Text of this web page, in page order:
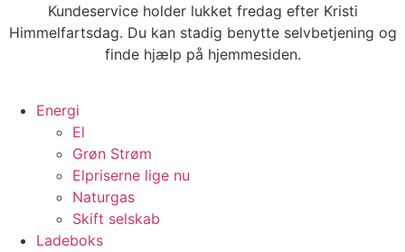
til
Kundeservice holder lukket fredag efter Kristi
Himmelfartsdag. Du kan stadig benytte selvbetjening og
finde hjælp på hjemmesiden.
Energi
El
Grøn Strøm
Elpriserne lige nu
Naturgas
Skift selskab
Ladeboks